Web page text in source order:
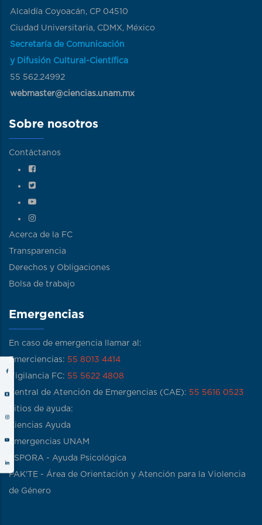
Alcaldía Coyoacán, CP 04510
Ciudad Universitaria, CDMX, México
Secretaría de Comunicación
y Difusión Cultural-Científica
55 562.24992
webmaster@ciencias.unam.mx
Sobre nosotros
Contáctanos
Acerca de la FC
Transparencia
Derechos y Obligaciones
Bolsa de trabajo
Emergencias
En caso de emergencia llamar al:
Emerciencias: 55 8013 4414
Vigilancia FC: 55 5622 4808
Central de Atención de Emergencias (CAE): 55 5616 0523
Sitios de ayuda:
Ciencias Ayuda
Emergencias UNAM
ESPORA - Ayuda Psicológica
PAK'TE - Área de Orientación y Atención para la Violencia
de Género